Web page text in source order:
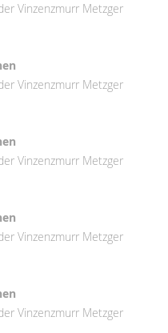
Vinzenzmurr Metzger
Vinzenzmurr Metzger
Vinzenzmurr Metzger
Vinzenzmurr Metzger
Vinzenzmurr Metzger